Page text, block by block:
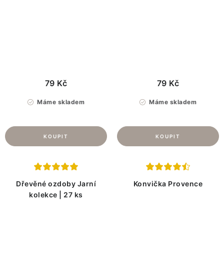
Máme skladem
79 Kč
Máme skladem
79 Kč
Dřevěné ozdoby Jarní
kolekce | 27 ks
Konvička Provence